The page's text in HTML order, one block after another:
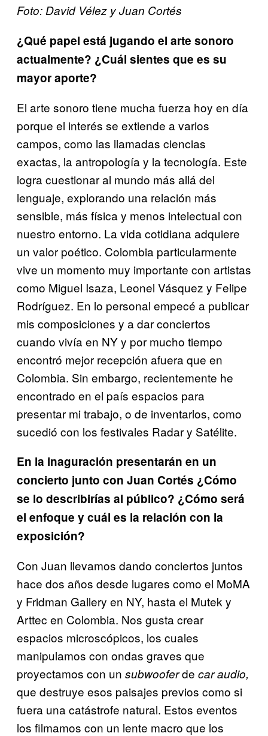
Foto: David Vélez y Juan Cortés
¿Qué papel está jugando el arte sonoro
actualmente? ¿Cuál sientes que es su
mayor aporte?
El arte sonoro tiene mucha fuerza hoy en día
porque el interés se extiende a varios
campos, como las llamadas ciencias
exactas, la antropología y la tecnología. Este
logra cuestionar al mundo más allá del
lenguaje, explorando una relación más
sensible, más física y menos intelectual con
nuestro entorno. La vida cotidiana adquiere
un valor poético. Colombia particularmente
vive un momento muy importante con artistas
como Miguel Isaza, Leonel Vásquez y Felipe
Rodríguez. En lo personal empecé a publicar
mis composiciones y a dar conciertos
cuando vivía en NY y por mucho tiempo
encontró mejor recepción afuera que en
Colombia. Sin embargo, recientemente he
encontrado en el país espacios para
presentar mi trabajo, o de inventarlos, como
sucedió con los festivales Radar y Satélite.
En la inaguración presentarán en un
concierto junto con Juan Cortés ¿Cómo
se lo describirías al público? ¿Cómo será
el enfoque y cuál es la relación con la
exposición?
Con Juan llevamos dando conciertos juntos
hace dos años desde lugares como el MoMA
y Fridman Gallery en NY, hasta el Mutek y
Arttec en Colombia. Nos gusta crear
espacios microscópicos, los cuales
manipulamos con ondas graves que
proyectamos con un subwooferde car audio,
que destruye esos paisajes previos como si
fuera una catástrofe natural. Estos eventos
los filmamos con un lente macro que los